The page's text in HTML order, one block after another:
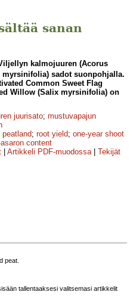
sanan
kalmojuuren (Acorus
sadot suonpohjalla.
Common Sweet Flag
Willow (Salix myrsinifolia) on
juurisato; mustuvapajun
; root yield; one-year shoot
asaron content
Artikkeli PDF-muodossa| Tekijät
peat.
tallentaaksesi valitsemasi artikkelit